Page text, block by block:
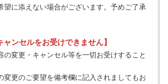
望に添えない場合がございます。予めご了承
ャンセルをお受けできません】
の変更・キャンセル等を一切お受けすること
変更のご要望を備考欄に記入されましてもお